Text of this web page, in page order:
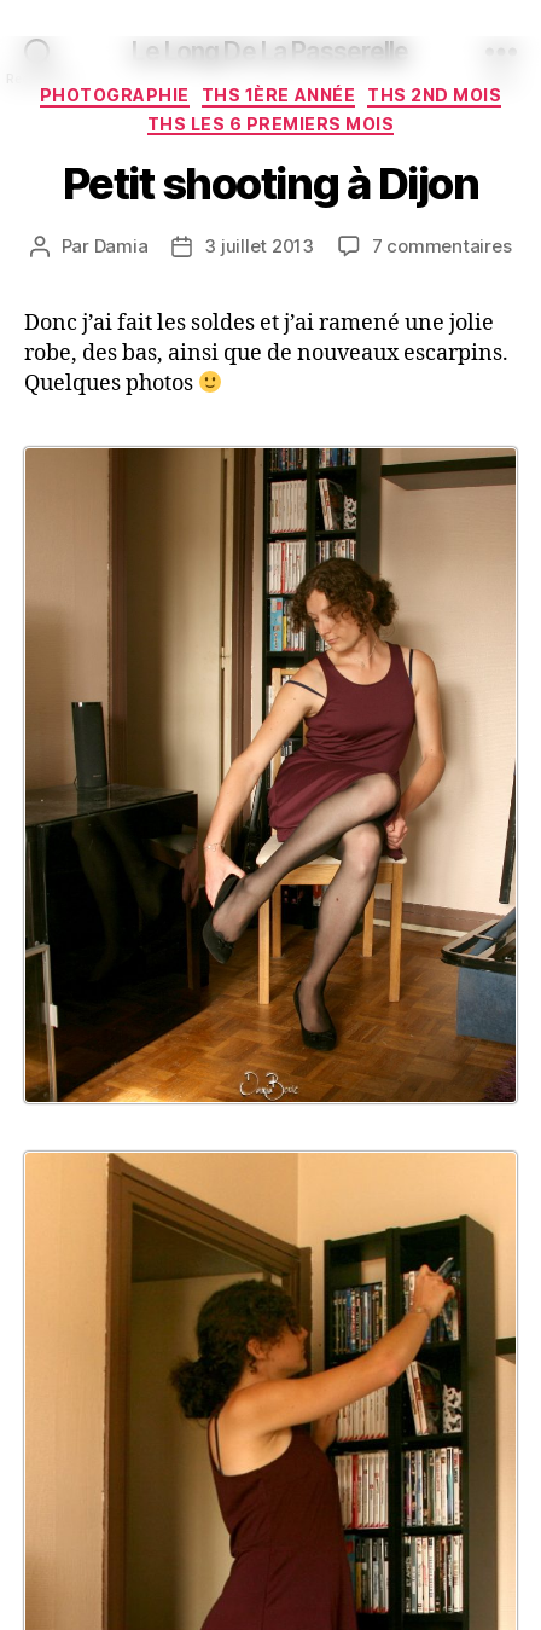
Le Long De La Passerelle
Catégories
PHOTOGRAPHIE THS 1ÈRE ANNÉE
THS 2ND MOIS
THS LES 6 PREMIERS MOIS
Petit shooting à Dijon
Auteur
Par Damia
Date3 juillet 2013 7 commentairessur
Donc j’ai fait les soldes et j’ai ramené une jolie
robe, des bas, ainsi que de nouveaux escarpins.
Quelques photos